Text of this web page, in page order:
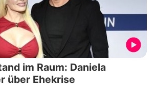
im Raum: Daniela
über Ehekrise